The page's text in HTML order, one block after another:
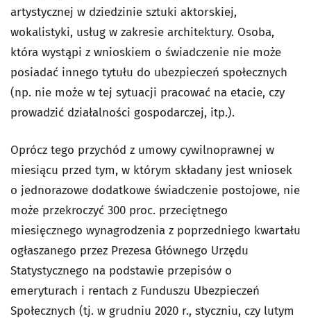
artystycznej w dziedzinie sztuki aktorskiej,
wokalistyki, usług w zakresie architektury. Osoba,
która wystąpi z wnioskiem o świadczenie nie może
posiadać innego tytułu do ubezpieczeń społecznych
(np. nie może w tej sytuacji pracować na etacie, czy
prowadzić działalności gospodarczej, itp.).
Oprócz tego przychód z umowy cywilnoprawnej w
miesiącu przed tym, w którym składany jest wniosek
o jednorazowe dodatkowe świadczenie postojowe, nie
może przekroczyć 300 proc. przeciętnego
miesięcznego wynagrodzenia z poprzedniego kwartału
ogłaszanego przez Prezesa Głównego Urzędu
Statystycznego na podstawie przepisów o
emeryturach i rentach z Funduszu Ubezpieczeń
Społecznych (tj. w grudniu 2020 r., styczniu, czy lutym